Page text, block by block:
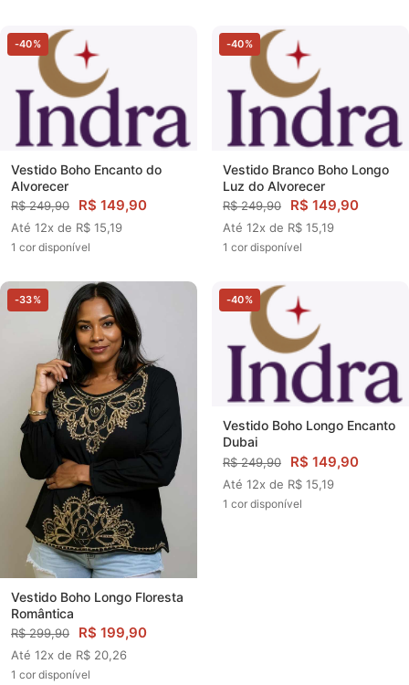
-40%
Vestido Boho Encanto do
Alvorecer
R$ 249,90 R$ 149,90
Até 12x de R$ 15,19
1 cor disponível
-40%
Vestido Branco Boho Longo
Luz do Alvorecer
R$ 249,90 R$ 149,90
Até 12x de R$ 15,19
1 cor disponível
-33%
Vestido Boho Longo Floresta
Romântica
R$ 299,90 R$ 199,90
Até 12x de R$ 20,26
1 cor disponível
-40%
Vestido Boho Longo Encanto
Dubai
R$ 249,90 R$ 149,90
Até 12x de R$ 15,19
1 cor disponível